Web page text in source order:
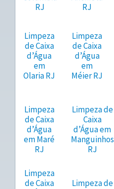
RJ
RJ
Limpeza
de Caixa
d’Água
em
Olaria RJ
Limpeza
de Caixa
d’Água
em
Méier RJ
Limpeza
de Caixa
d’Água
em Maré
RJ
Limpeza de
Caixa
d’Água em
Manguinhos
RJ
Limpeza
de Caixa
Limpeza de